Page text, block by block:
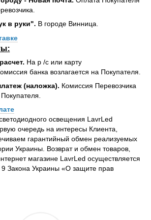
в руки". В городе Винница.
На р /с или карту
банка возлагается на Покупателя.
(наложка). Комиссия Перевозчика
освещения LavrLed
очередь на интересы Клиента,
гарантийный обмен реализуемых
Украины. Возврат и обмен товаров,
магазине LavrLed осуществляется
9 Закона Украины «О защите прав